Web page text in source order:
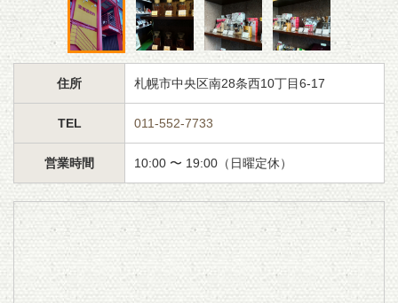
住所 札幌市中央区南28条西10丁目6-17
TEL 011-552-7733
営業時間 10:00 〜 19:00（日曜定休）